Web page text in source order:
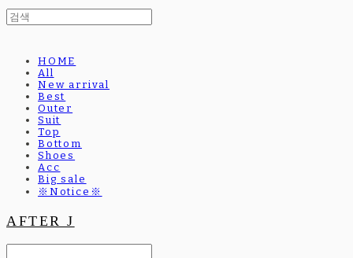
HOME
All
New arrival
Best
Outer
Suit
Top
Bottom
Shoes
Acc
Big sale
※Notice※
AFTER J